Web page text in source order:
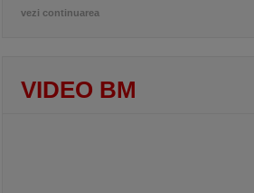
vezi continuarea
VIDEO BM